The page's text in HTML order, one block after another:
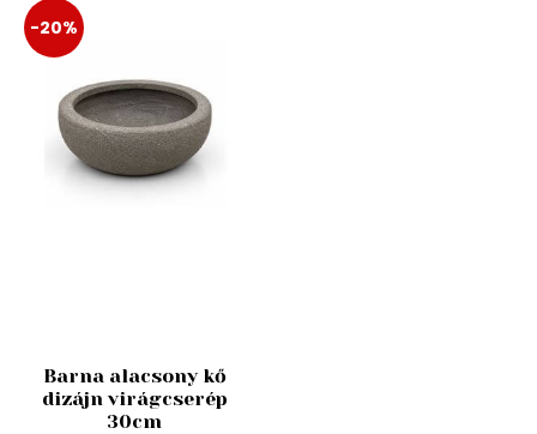
-20%
Barna alacsony kő
dizájn virágcserép
30cm